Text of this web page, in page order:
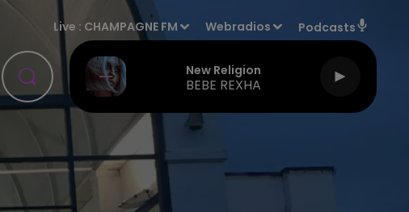
Live : CHAMPAGNE FM Webradios Podcasts
New Religion
BEBE REXHA